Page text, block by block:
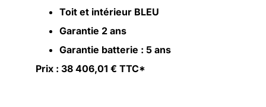
Toit et intérieur BLEU
Garantie 2 ans
Garantie batterie : 5 ans
Prix : 38 406,01 € TTC*